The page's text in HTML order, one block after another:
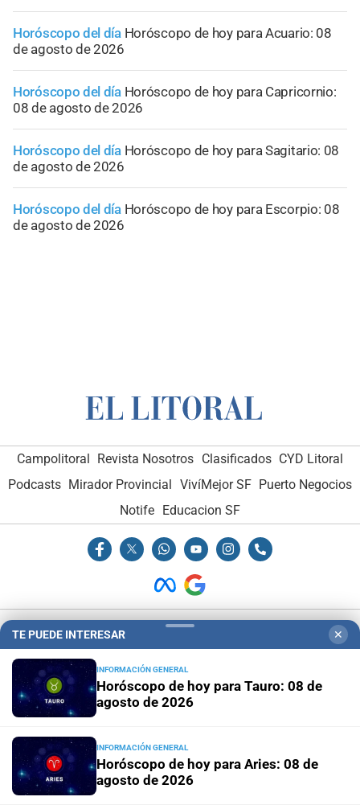
Horóscopo del día Horóscopo de hoy para Acuario: 08
de agosto de 2026
Horóscopo del día Horóscopo de hoy para Capricornio:
08 de agosto de 2026
Horóscopo del día Horóscopo de hoy para Sagitario: 08
de agosto de 2026
Horóscopo del día Horóscopo de hoy para Escorpio: 08
de agosto de 2026
Campolitoral Revista Nosotros Clasificados CYD Litoral
Podcasts Mirador Provincial VivíMejor SF Puerto Negocios
Notife Educacion SF
Hemeroteca Digital (1930-1979) Receptorías de avisos -
Administración y Publicidad
Opcionales con El Litoral
MediaKit
TE PUEDE INTERESAR ✕
INFORMACIÓN GENERAL
Horóscopo de hoy para Tauro: 08 de
agosto de 2026
INFORMACIÓN GENERAL
Horóscopo de hoy para Aries: 08 de
agosto de 2026